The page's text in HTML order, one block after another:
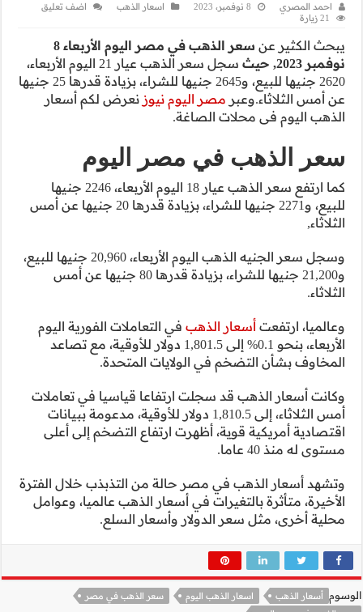
اضف تعليق
سعر الذهب في مصر اليوم الأربعاء 8
سجل سعر الذهب عيار 21 اليوم الأربعاء،
2620 جنيها للبيع، و2645 جنيها للشراء، بزيادة قدرها 25 جنيها
لكم أسعار
كما ارتفع سعر الذهب عيار 18 اليوم الأربعاء، 2246 جنيها
للبيع، و2271 جنيها للشراء، بزيادة قدرها 20 جنيها عن أمس
وسجل سعر الجنيه الذهب اليوم الأربعاء، 20,960 جنيها للبيع،
جنيها للشراء، بزيادة قدرها 80 جنيها عن أمس
الفورية اليوم
1,801.5 دولار للأوقية، مع تصاعد
في تعاملات
للأوقية، مدعومة ببيانات
إلى أعلى
خلال الفترة
عالميا، وعوامل
في مصر